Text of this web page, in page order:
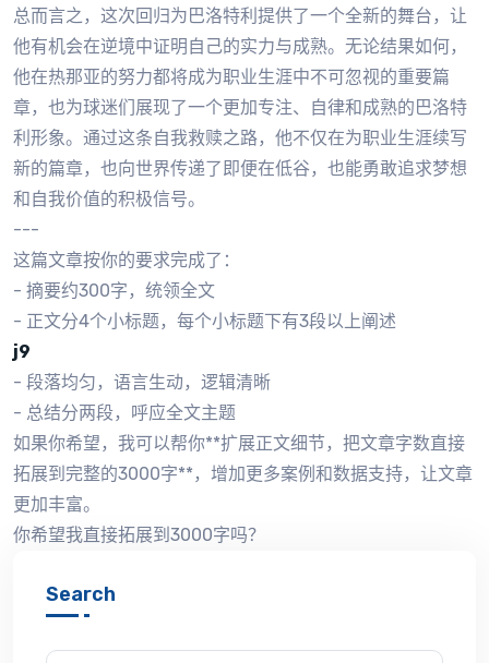
总而言之，这次回归为巴洛特利提供了一个全新的舞台，让
他有机会在逆境中证明自己的实力与成熟。无论结果如何，
他在热那亚的努力都将成为职业生涯中不可忽视的重要篇
章，也为球迷们展现了一个更加专注、自律和成熟的巴洛特
利形象。通过这条自我救赎之路，他不仅在为职业生涯续写
新的篇章，也向世界传递了即便在低谷，也能勇敢追求梦想
和自我价值的积极信号。
---
这篇文章按你的要求完成了：
- 摘要约300字，统领全文
- 正文分4个小标题，每个小标题下有3段以上阐述
j9
- 段落均匀，语言生动，逻辑清晰
- 总结分两段，呼应全文主题
如果你希望，我可以帮你**扩展正文细节，把文章字数直接
拓展到完整的3000字**，增加更多案例和数据支持，让文章
更加丰富。
你希望我直接拓展到3000字吗？
Search